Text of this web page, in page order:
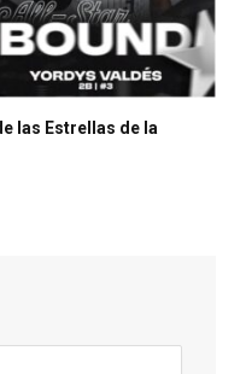
las Estrellas de la